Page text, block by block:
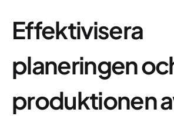
Effektivisera
planeringen
produktionen